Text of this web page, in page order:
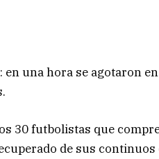
una hora se agotaron
30 futbolistas que
de sus continuos